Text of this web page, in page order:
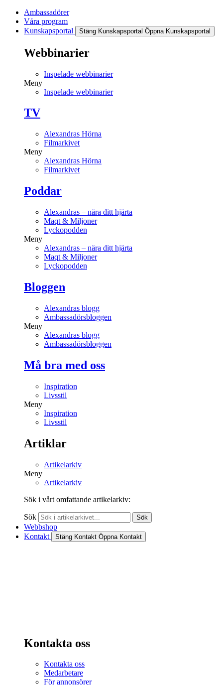
Ambassadörer
Våra program
Kunskapsportal
Stäng Kunskapsportal Öppna Kunskapsportal
Webbinarier
Inspelade webbinarier
Meny
Inspelade webbinarier
TV
Alexandras Hörna
Filmarkivet
Meny
Alexandras Hörna
Filmarkivet
Poddar
Alexandras – nära ditt hjärta
Maqt & Miljoner
Lyckopodden
Meny
Alexandras – nära ditt hjärta
Maqt & Miljoner
Lyckopodden
Bloggen
Alexandras blogg
Ambassadörsbloggen
Meny
Alexandras blogg
Ambassadörsbloggen
Må bra med oss
Inspiration
Livsstil
Meny
Inspiration
Livsstil
Artiklar
Artikelarkiv
Meny
Artikelarkiv
Sök i vårt omfattande artikelarkiv:
Sök Sök
Webbshop
Kontakt
Stäng Kontakt Öppna Kontakt
Kontakta oss
Kontakta oss
Medarbetare
För annonsörer